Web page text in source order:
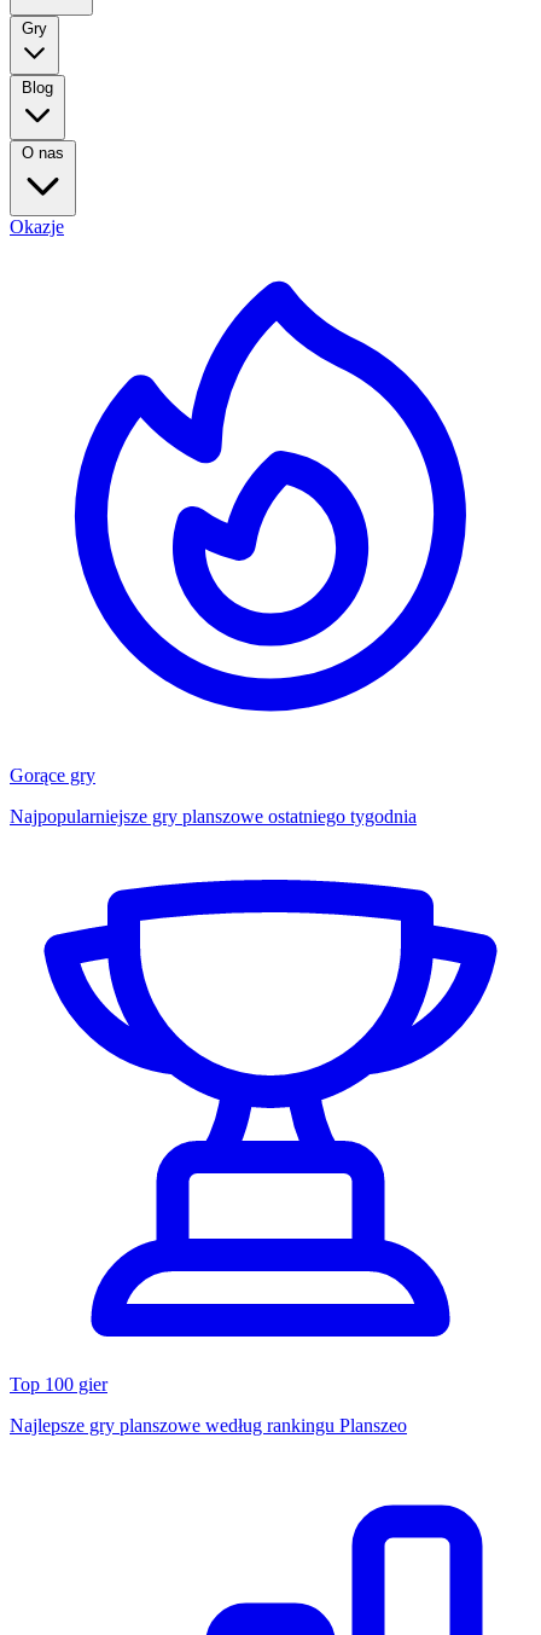
Gry
Blog
O nas
Okazje
Gorące gry
Najpopularniejsze gry planszowe ostatniego tygodnia
Top 100 gier
Najlepsze gry planszowe według rankingu Planszeo